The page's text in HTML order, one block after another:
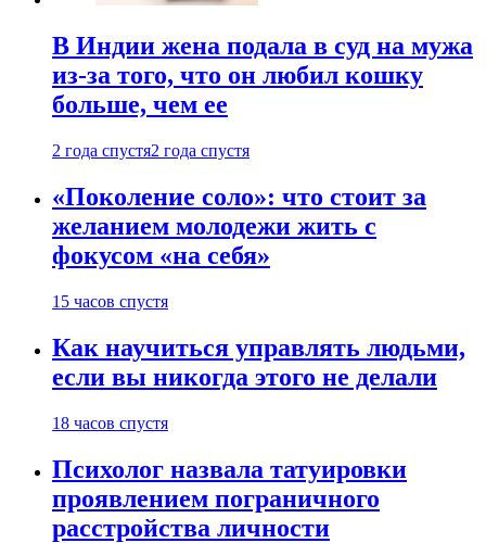
В Индии жена подала в суд на мужа
из-за того, что он любил кошку
больше, чем ее
2 года спустя2 года спустя
«Поколение соло»: что стоит за
желанием молодежи жить с
фокусом «на себя»
15 часов спустя
Как научиться управлять людьми,
если вы никогда этого не делали
18 часов спустя
Психолог назвала татуировки
проявлением пограничного
расстройства личности